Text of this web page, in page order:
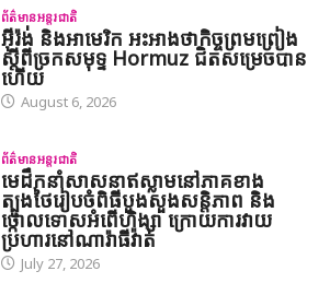
ព័ត៌មានអន្តរជាតិ
អ៊ីរ៉ង់ និងអាមេរិក អះអាងថាកិច្ចព្រមព្រៀង
ស្តីពីច្រកសមុទ្ទ Hormuz ជិតសម្រេចបាន
ហើយ
August 6, 2026
ព័ត៌មានអន្តរជាតិ
មេដឹកនាំសាសនាឥស្លាមនៅភាគខាង
ត្បូងថៃរៀបចំពិធីបួងសួងសន្តិភាព និង
ថ្កោលទោសអំពើហិង្សា ក្រោយការវាយ
ប្រហារនៅណារ៉ាធីវ៉ាត់
July 27, 2026